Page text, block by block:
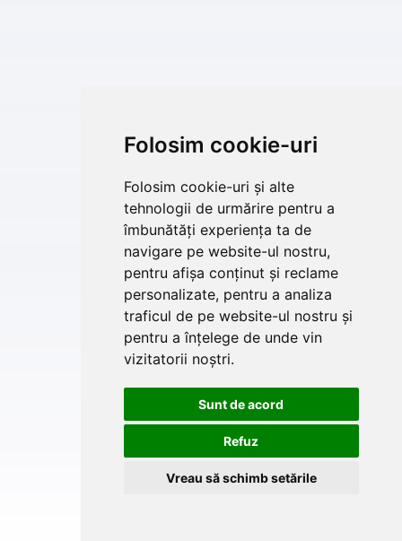
Folosim cookie-uri
Folosim cookie-uri și alte
tehnologii de urmărire pentru a
îmbunătăți experiența ta de
navigare pe website-ul nostru,
pentru afișa conținut și reclame
personalizate, pentru a analiza
traficul de pe website-ul nostru și
pentru a înțelege de unde vin
vizitatorii noștri.
Sunt de acord
Refuz
Vreau să schimb setările